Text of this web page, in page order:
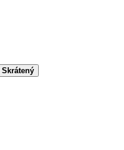
Skrátený